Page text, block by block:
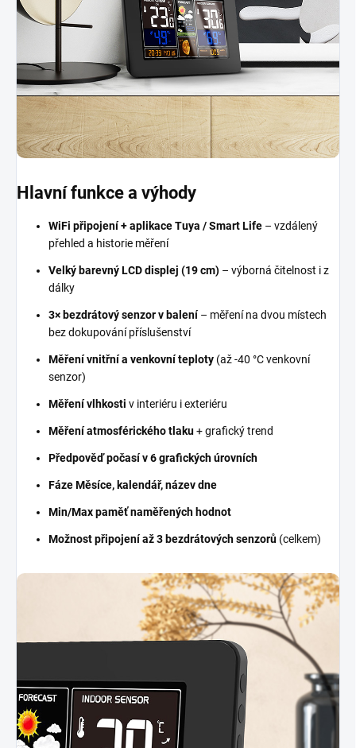
Hlavní funkce a výhody
WiFi připojení + aplikace Tuya / Smart Life – vzdálený
přehled a historie měření
Velký barevný LCD displej (19 cm) – výborná čitelnost i z
dálky
3× bezdrátový senzor v balení– měření na dvou místech
bez dokupování příslušenství
Měření vnitřní a venkovní teploty (až -40 °C venkovní
senzor)
Měření vlhkosti v interiéru i exteriéru
Měření atmosférického tlaku+ grafický trend
Předpověď počasí v 6 grafických úrovních
Fáze Měsíce, kalendář, název dne
Min/Max paměť naměřených hodnot
Možnost připojení až 3 bezdrátových senzorů (celkem)